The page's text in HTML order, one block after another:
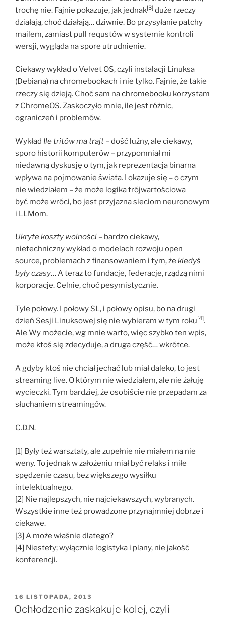
trochę nie. Fajnie pokazuje, jak jednak[3] duże rzeczy
działają, choć działają… dziwnie. Bo przysyłanie patchy
mailem, zamiast pull requstów w systemie kontroli
wersji, wygląda na spore utrudnienie.
Ciekawy wykład o Velvet OS, czyli instalacji Linuksa
(Debiana) na chromebookach i nie tylko. Fajnie, że takie
rzeczy się dzieją. Choć sam nachromebooku korzystam
z ChromeOS. Zaskoczyło mnie, ile jest różnic,
ograniczeń i problemów.
Wykład Ile tritów ma trajt – dość luźny, ale ciekawy,
sporo historii komputerów – przypomniał mi
niedawną dyskusję o tym, jak reprezentacja binarna
wpływa na pojmowanie świata. I okazuje się – o czym
nie wiedziałem – że może logika trójwartościowa
być może wróci, bo jest przyjazna sieciom neuronowym
i LLMom.
Ukryte koszty wolności – bardzo ciekawy,
nietechniczny wykład o modelach rozwoju open
source, problemach z finansowaniem i tym, że kiedyś
były czasy… A teraz to fundacje, federacje, rządzą nimi
korporacje. Celnie, choć pesymistycznie.
Tyle połowy. I połowy SL, i połowy opisu, bo na drugi
dzień Sesji Linuksowej się nie wybieram w tym roku[4].
Ale Wy możecie, wg mnie warto, więc szybko ten wpis,
może ktoś się zdecyduje, a druga część… wkrótce.
A gdyby ktoś nie chciał jechać lub miał daleko, to jest
streaming live. O którym nie wiedziałem, ale nie żałuję
wycieczki. Tym bardziej, że osobiście nie przepadam za
słuchaniem streamingów.
C.D.N.
[1] Były też warsztaty, ale zupełnie nie miałem na nie
weny. To jednak w założeniu miał być relaks i miłe
spędzenie czasu, bez większego wysiłku
intelektualnego.
[2] Nie najlepszych, nie najciekawszych, wybranych.
Wszystkie inne też prowadzone przynajmniej dobrze i
ciekawe.
[3] A może właśnie dlatego?
[4] Niestety; wyłącznie logistyka i plany, nie jakość
konferencji.
OPUBLIKOWANE
W
16 LISTOPADA, 2013
Ochłodzenie zaskakuje kolej, czyli